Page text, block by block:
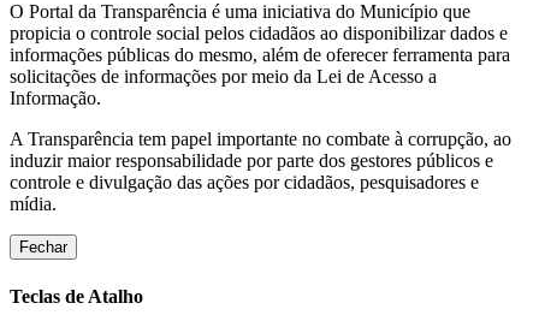
O Portal da Transparência é uma iniciativa do Município que
propicia o controle social pelos cidadãos ao disponibilizar dados e
informações públicas do mesmo, além de oferecer ferramenta para
solicitações de informações por meio da Lei de Acesso a
Informação.
A Transparência tem papel importante no combate à corrupção, ao
induzir maior responsabilidade por parte dos gestores públicos e
controle e divulgação das ações por cidadãos, pesquisadores e
mídia.
Fechar
Teclas de Atalho